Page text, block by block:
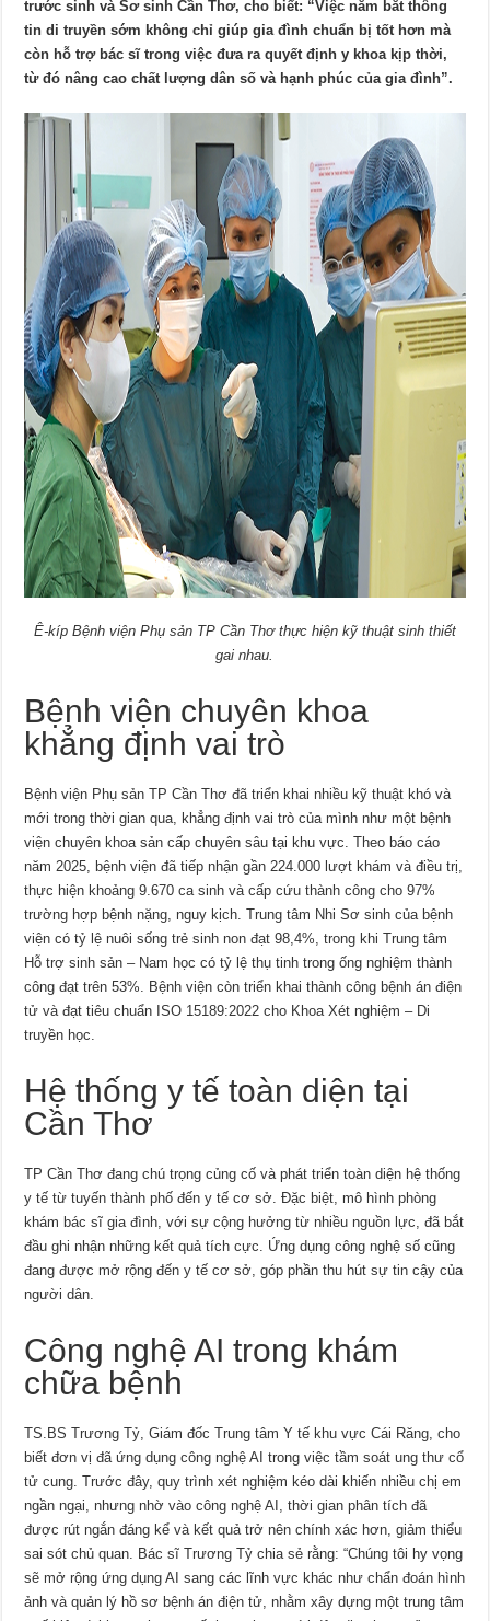
trước sinh và Sơ sinh Cần Thơ, cho biết: “Việc nắm bắt thông
tin di truyền sớm không chỉ giúp gia đình chuẩn bị tốt hơn mà
còn hỗ trợ bác sĩ trong việc đưa ra quyết định y khoa kịp thời,
từ đó nâng cao chất lượng dân số và hạnh phúc của gia đình”.
Ê-kíp Bệnh viện Phụ sản TP Cần Thơ thực hiện kỹ thuật sinh thiết
gai nhau.
Bệnh viện chuyên khoa
khẳng định vai trò
Bệnh viện Phụ sản TP Cần Thơ đã triển khai nhiều kỹ thuật khó và
mới trong thời gian qua, khẳng định vai trò của mình như một bệnh
viện chuyên khoa sản cấp chuyên sâu tại khu vực. Theo báo cáo
năm 2025, bệnh viện đã tiếp nhận gần 224.000 lượt khám và điều trị,
thực hiện khoảng 9.670 ca sinh và cấp cứu thành công cho 97%
trường hợp bệnh nặng, nguy kịch. Trung tâm Nhi Sơ sinh của bệnh
viện có tỷ lệ nuôi sống trẻ sinh non đạt 98,4%, trong khi Trung tâm
Hỗ trợ sinh sản – Nam học có tỷ lệ thụ tinh trong ống nghiệm thành
công đạt trên 53%. Bệnh viện còn triển khai thành công bệnh án điện
tử và đạt tiêu chuẩn ISO 15189:2022 cho Khoa Xét nghiệm – Di
truyền học.
Hệ thống y tế toàn diện tại
Cần Thơ
TP Cần Thơ đang chú trọng củng cố và phát triển toàn diện hệ thống
y tế từ tuyến thành phố đến y tế cơ sở. Đặc biệt, mô hình phòng
khám bác sĩ gia đình, với sự cộng hưởng từ nhiều nguồn lực, đã bắt
đầu ghi nhận những kết quả tích cực. Ứng dụng công nghệ số cũng
đang được mở rộng đến y tế cơ sở, góp phần thu hút sự tin cậy của
người dân.
Công nghệ AI trong khám
chữa bệnh
TS.BS Trương Tỷ, Giám đốc Trung tâm Y tế khu vực Cái Răng, cho
biết đơn vị đã ứng dụng công nghệ AI trong việc tầm soát ung thư cổ
tử cung. Trước đây, quy trình xét nghiệm kéo dài khiến nhiều chị em
ngần ngại, nhưng nhờ vào công nghệ AI, thời gian phân tích đã
được rút ngắn đáng kể và kết quả trở nên chính xác hơn, giảm thiểu
sai sót chủ quan. Bác sĩ Trương Tỷ chia sẻ rằng: “Chúng tôi hy vọng
sẽ mở rộng ứng dụng AI sang các lĩnh vực khác như chẩn đoán hình
ảnh và quản lý hồ sơ bệnh án điện tử, nhằm xây dựng một trung tâm